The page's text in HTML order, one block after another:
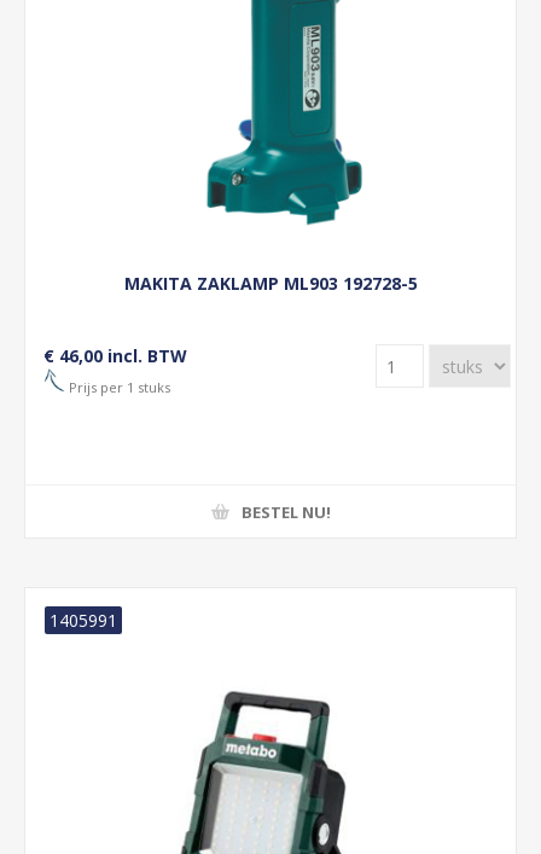
MAKITA ZAKLAMP ML903 192728-5
€ 46,00 incl. BTW
Prijs per 1 stuks
BESTEL NU!
1405991